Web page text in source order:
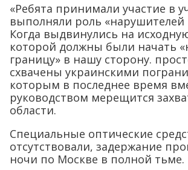
«Ребята принимали участие в
выполняли роль «нарушителей
Когда выдвинулись на
которой должны были начать
границу» в нашу сторону.
схвачены украинскими
которым в последнее время
руководством мерещится
области.
Специальные оптические
отсутствовали, задержание
ночи по Москве в полной тьме.